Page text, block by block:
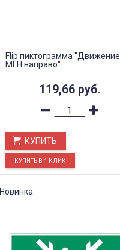
Flip пиктограмма "Движение
МГН направо"
119,66 руб.
КУПИТЬ
Новинка